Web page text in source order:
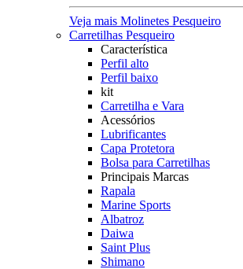
Veja mais Molinetes Pesqueiro
Carretilhas Pesqueiro
Característica
Perfil alto
Perfil baixo
kit
Carretilha e Vara
Acessórios
Lubrificantes
Capa Protetora
Bolsa para Carretilhas
Principais Marcas
Rapala
Marine Sports
Albatroz
Daiwa
Saint Plus
Shimano